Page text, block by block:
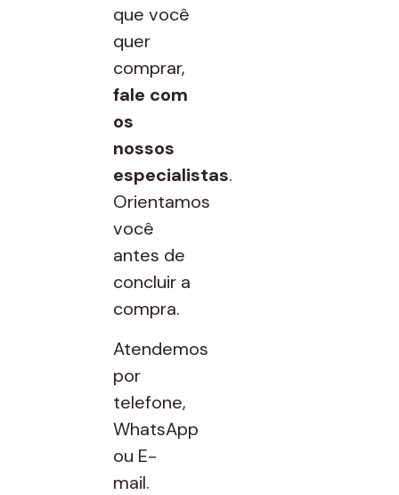
que você
quer
comprar,
fale com
os
nossos
especialistas.
Orientamos
você
antes de
concluir a
compra.
Atendemos
por
telefone,
WhatsApp
ou E-
mail.